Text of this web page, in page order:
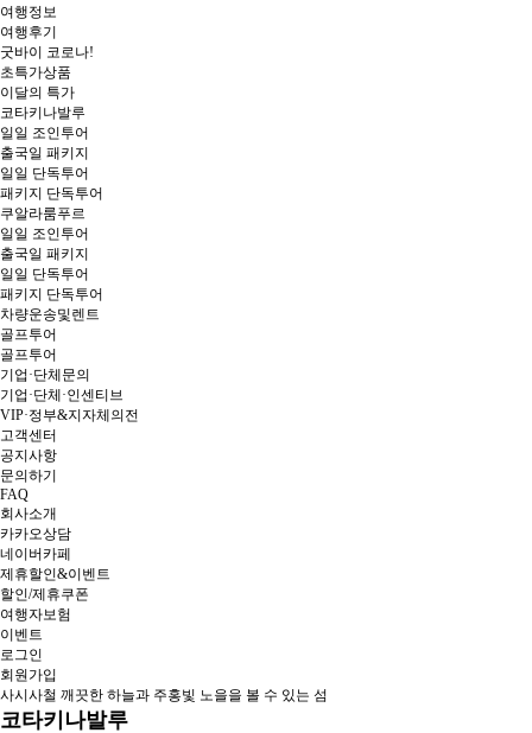
여행정보
여행후기
굿바이 코로나!
초특가상품
이달의 특가
코타키나발루
일일 조인투어
출국일 패키지
일일 단독투어
패키지 단독투어
쿠알라룸푸르
일일 조인투어
출국일 패키지
일일 단독투어
패키지 단독투어
차량운송및렌트
골프투어
골프투어
기업·단체문의
기업·단체·인센티브
VIP·정부&지자체의전
고객센터
공지사항
문의하기
FAQ
회사소개
카카오상담
네이버카페
제휴할인&이벤트
할인/제휴쿠폰
여행자보험
이벤트
로그인
회원가입
사시사철 깨끗한 하늘과 주홍빛 노을을 볼 수 있는 섬
코타키나발루